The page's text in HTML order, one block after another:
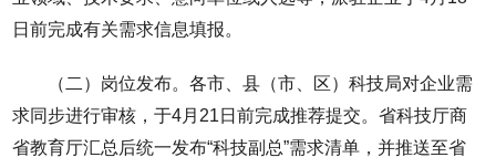
日前完成有关需求信息填报。
（二）岗位发布。各市、县（市、区）科技局对企业需
求同步进行审核，于4月21日前完成推荐提交。省科技厅商
省教育厅汇总后统一发布“科技副总”需求清单，并推送至省